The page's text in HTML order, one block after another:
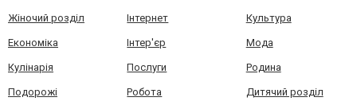
Жіночий розділ Інтернет Культура
Економіка Інтер'єр Мода
Кулінарія Послуги Родина
Подорожі Робота Дитячий розділ